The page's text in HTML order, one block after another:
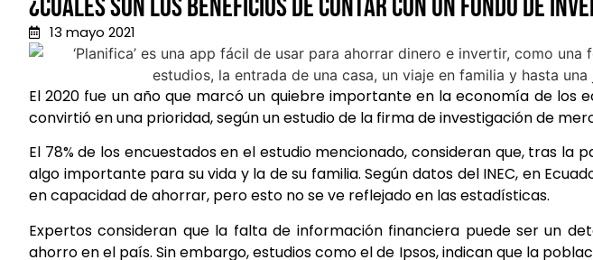
¿Cuáles son los beneficios de contar con un fondo de
13 mayo 2021
El 2020 fue un año que marcó un quiebre importante en la economía de los
convirtió en una prioridad, según un estudio de la firma de investigación de
El 78% de los encuestados en el estudio mencionado, consideran que, tras la
algo importante para su vida y la de su familia. Según datos del INEC, en
en capacidad de ahorrar, pero esto no se ve reflejado en las estadísticas.
Expertos consideran que la falta de información financiera puede ser un
ahorro en el país. Sin embargo, estudios como el de Ipsos, indican que la